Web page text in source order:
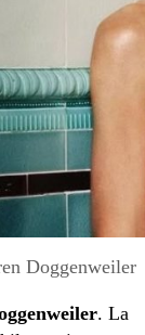
Doggenweiler
. La